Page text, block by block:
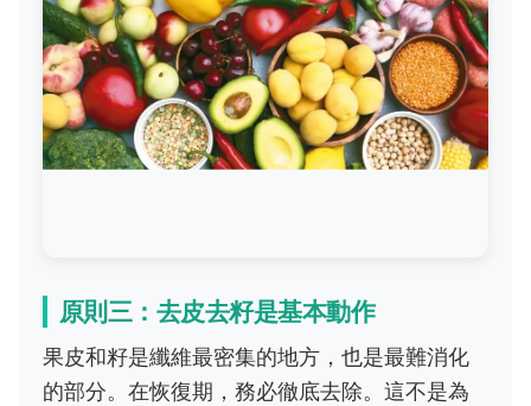
原則三：去皮去籽是基本動作
果皮和籽是纖維最密集的地方，也是最難消化
的部分。在恢復期，務必徹底去除。這不是為